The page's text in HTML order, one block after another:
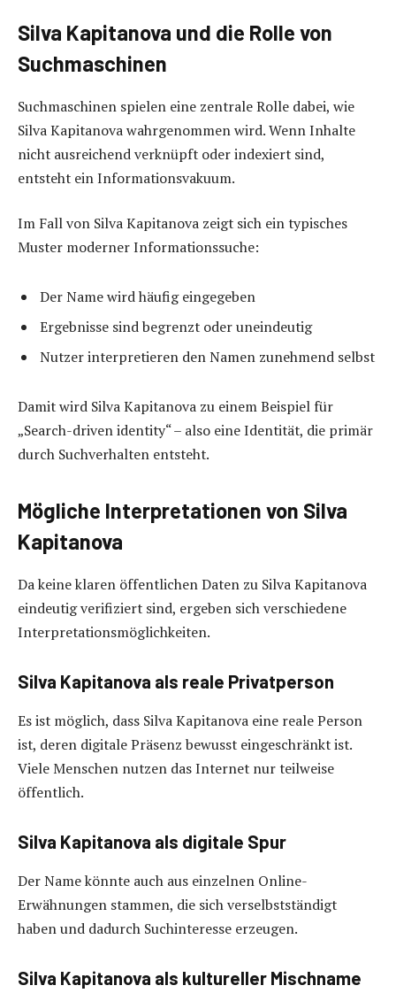
Silva Kapitanova und die Rolle von
Suchmaschinen
Suchmaschinen spielen eine zentrale Rolle dabei, wie
Silva Kapitanova wahrgenommen wird. Wenn Inhalte
nicht ausreichend verknüpft oder indexiert sind,
entsteht ein Informationsvakuum.
Im Fall von Silva Kapitanova zeigt sich ein typisches
Muster moderner Informationssuche:
Der Name wird häufig eingegeben
Ergebnisse sind begrenzt oder uneindeutig
Nutzer interpretieren den Namen zunehmend selbst
Damit wird Silva Kapitanova zu einem Beispiel für
„Search-driven identity“ – also eine Identität, die primär
durch Suchverhalten entsteht.
Mögliche Interpretationen von Silva
Kapitanova
Da keine klaren öffentlichen Daten zu Silva Kapitanova
eindeutig verifiziert sind, ergeben sich verschiedene
Interpretationsmöglichkeiten.
Silva Kapitanova als reale Privatperson
Es ist möglich, dass Silva Kapitanova eine reale Person
ist, deren digitale Präsenz bewusst eingeschränkt ist.
Viele Menschen nutzen das Internet nur teilweise
öffentlich.
Silva Kapitanova als digitale Spur
Der Name könnte auch aus einzelnen Online-
Erwähnungen stammen, die sich verselbstständigt
haben und dadurch Suchinteresse erzeugen.
Silva Kapitanova als kultureller Mischname